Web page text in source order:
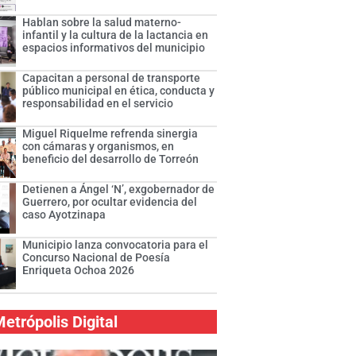
Hablan sobre la salud materno-
infantil y la cultura de la lactancia en
espacios informativos del municipio
Capacitan a personal de transporte
público municipal en ética, conducta y
responsabilidad en el servicio
Miguel Riquelme refrenda sinergia
con cámaras y organismos, en
beneficio del desarrollo de Torreón
Detienen a Ángel ‘N’, exgobernador de
Guerrero, por ocultar evidencia del
caso Ayotzinapa
Municipio lanza convocatoria para el
Concurso Nacional de Poesía
Enriqueta Ochoa 2026
Digital